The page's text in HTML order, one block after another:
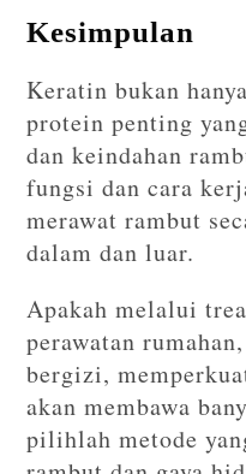
Kesimpulan
Keratin bukan
protein penting
dan keindahan
fungsi dan cara
merawat rambut
dalam dan luar.
Apakah melalui
perawatan
bergizi,
akan membawa
pilihlah metode